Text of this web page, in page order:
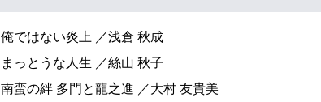
俺ではない炎上 ／浅倉 秋成
まっとうな人生 ／絲山 秋子
南蛮の絆 多門と龍之進 ／大村 友貴美